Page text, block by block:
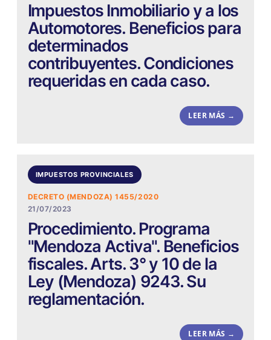
Impuestos Inmobiliario y a los
Automotores. Beneficios para
determinados
contribuyentes. Condiciones
requeridas en cada caso.
LEER MÁS →
IMPUESTOS PROVINCIALES
DECRETO (MENDOZA) 1455/2020
21/07/2023
Procedimiento. Programa
"Mendoza Activa". Beneficios
fiscales. Arts. 3° y 10 de la
Ley (Mendoza) 9243. Su
reglamentación.
LEER MÁS →